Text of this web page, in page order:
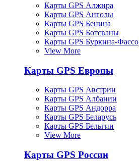
Карты GPS Алжира
Карты GPS Анголы
Карты GPS Бенина
Карты GPS Ботсваны
Карты GPS Буркина-Фассо
View More
Карты GPS Европы
Карты GPS Австрии
Карты GPS Албании
Карты GPS Андорра
Карты GPS Беларусь
Карты GPS Бельгии
View More
Карты GPS России